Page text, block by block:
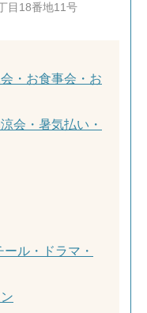
目18番地11号
・お食事会・お
会・暑気払い・
ル・ドラマ・